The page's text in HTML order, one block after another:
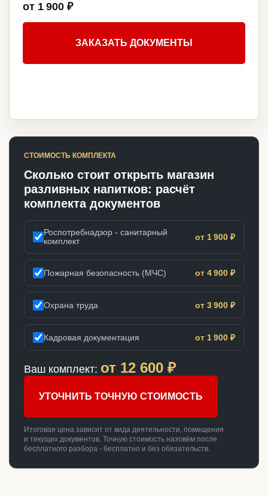
от 1 900 ₽
ЗАКАЗАТЬ ДОКУМЕНТЫ
СТОИМОСТЬ КОМПЛЕКТА
Сколько стоит открыть магазин
разливных напитков: расчёт
комплекта документов
Роспотребнадзор - санитарный
комплект
от 1 900 ₽
Пожарная безопасность (МЧС) от 4 900 ₽
Охрана труда от 3 900 ₽
Кадровая документация от 1 900 ₽
Ваш комплект: от 12 600 ₽
УТОЧНИТЬ ТОЧНУЮ СТОИМОСТЬ
Итоговая цена зависит от вида деятельности, помещения
и текущих документов. Точную стоимость назовём после
бесплатного разбора - бесплатно и без обязательств.